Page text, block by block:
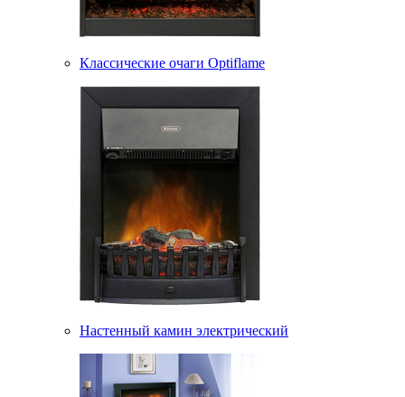
Классические очаги Optiflame
Настенный камин электрический